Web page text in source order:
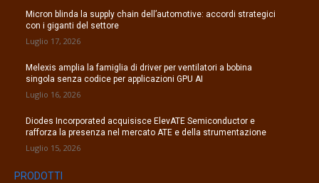
Micron blinda la supply chain dell’automotive: accordi strategici
con i giganti del settore
Luglio 17, 2026
Melexis amplia la famiglia di driver per ventilatori a bobina
singola senza codice per applicazioni GPU AI
Luglio 16, 2026
Diodes Incorporated acquisisce ElevATE Semiconductor e
rafforza la presenza nel mercato ATE e della strumentazione
Luglio 15, 2026
PRODOTTI